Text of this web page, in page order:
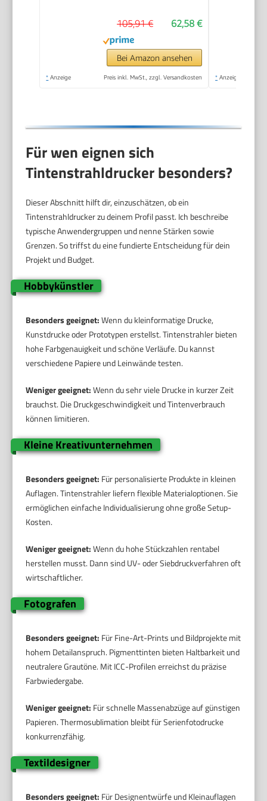
Mobiler Faxversand,
Wi-Fi, Beidseitiger
Druck
62,58 €
105,91 €
Bei Amazon ansehen
* Anzeige Preis inkl. MwSt., zzgl. Versandkosten * Anzeige
Für wen eignen sich
Tintenstrahldrucker besonders?
Dieser Abschnitt hilft dir, einzuschätzen, ob ein
Tintenstrahldrucker zu deinem Profil passt. Ich beschreibe
typische Anwendergruppen und nenne Stärken sowie
Grenzen. So triffst du eine fundierte Entscheidung für dein
Projekt und Budget.
Hobbykünstler
Besonders geeignet:Wenn du kleinformatige Drucke,
Kunstdrucke oder Prototypen erstellst. Tintenstrahler bieten
hohe Farbgenauigkeit und schöne Verläufe. Du kannst
verschiedene Papiere und Leinwände testen.
Weniger geeignet:Wenn du sehr viele Drucke in kurzer Zeit
brauchst. Die Druckgeschwindigkeit und Tintenverbrauch
können limitieren.
Kleine Kreativunternehmen
Besonders geeignet: Für personalisierte Produkte in kleinen
Auflagen. Tintenstrahler liefern flexible Materialoptionen. Sie
ermöglichen einfache Individualisierung ohne große Setup-
Kosten.
Weniger geeignet:Wenn du hohe Stückzahlen rentabel
herstellen musst. Dann sind UV- oder Siebdruckverfahren oft
wirtschaftlicher.
Fotografen
Besonders geeignet: Für Fine-Art-Prints und Bildprojekte mit
hohem Detailanspruch. Pigmenttinten bieten Haltbarkeit und
neutralere Grautöne. Mit ICC-Profilen erreichst du präzise
Farbwiedergabe.
Weniger geeignet: Für schnelle Massenabzüge auf günstigen
Papieren. Thermosublimation bleibt für Serienfotodrucke
konkurrenzfähig.
Textildesigner
Besonders geeignet: Für Designentwürfe und Kleinauflagen